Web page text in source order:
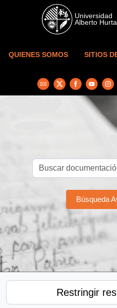
Skip to main content
QUIENES SOMOS SITIOS
Búsqueda
Restringir